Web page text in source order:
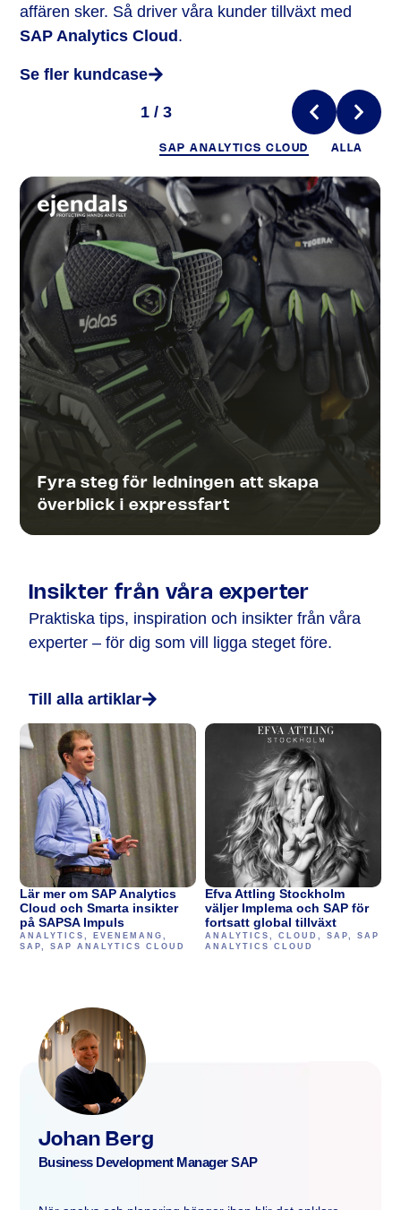
affären sker. Så driver våra kunder tillväxt med
SAP Analytics Cloud .
Se fler kundcase
1 / 3
SAP ANALYTICS CLOUD ALLA
Fyra steg för ledningen att skapa
överblick i expressfart
Insikter från våra experter
Praktiska tips, inspiration och insikter från våra
experter – för dig som vill ligga steget före.
Till alla artiklar
Lär mer om SAP Analytics
Cloud och Smarta insikter
på SAPSA Impuls
ANALYTICS EVENEMANG
SAP
,SAP ANALYTICS CLOUD
Efva Attling Stockholm
väljer Implema och SAP för
fortsatt global tillväxt
ANALYTICS CLOUD SAP
SAP
ANALYTICS CLOUD
Johan Berg
Business Development Manager SAP